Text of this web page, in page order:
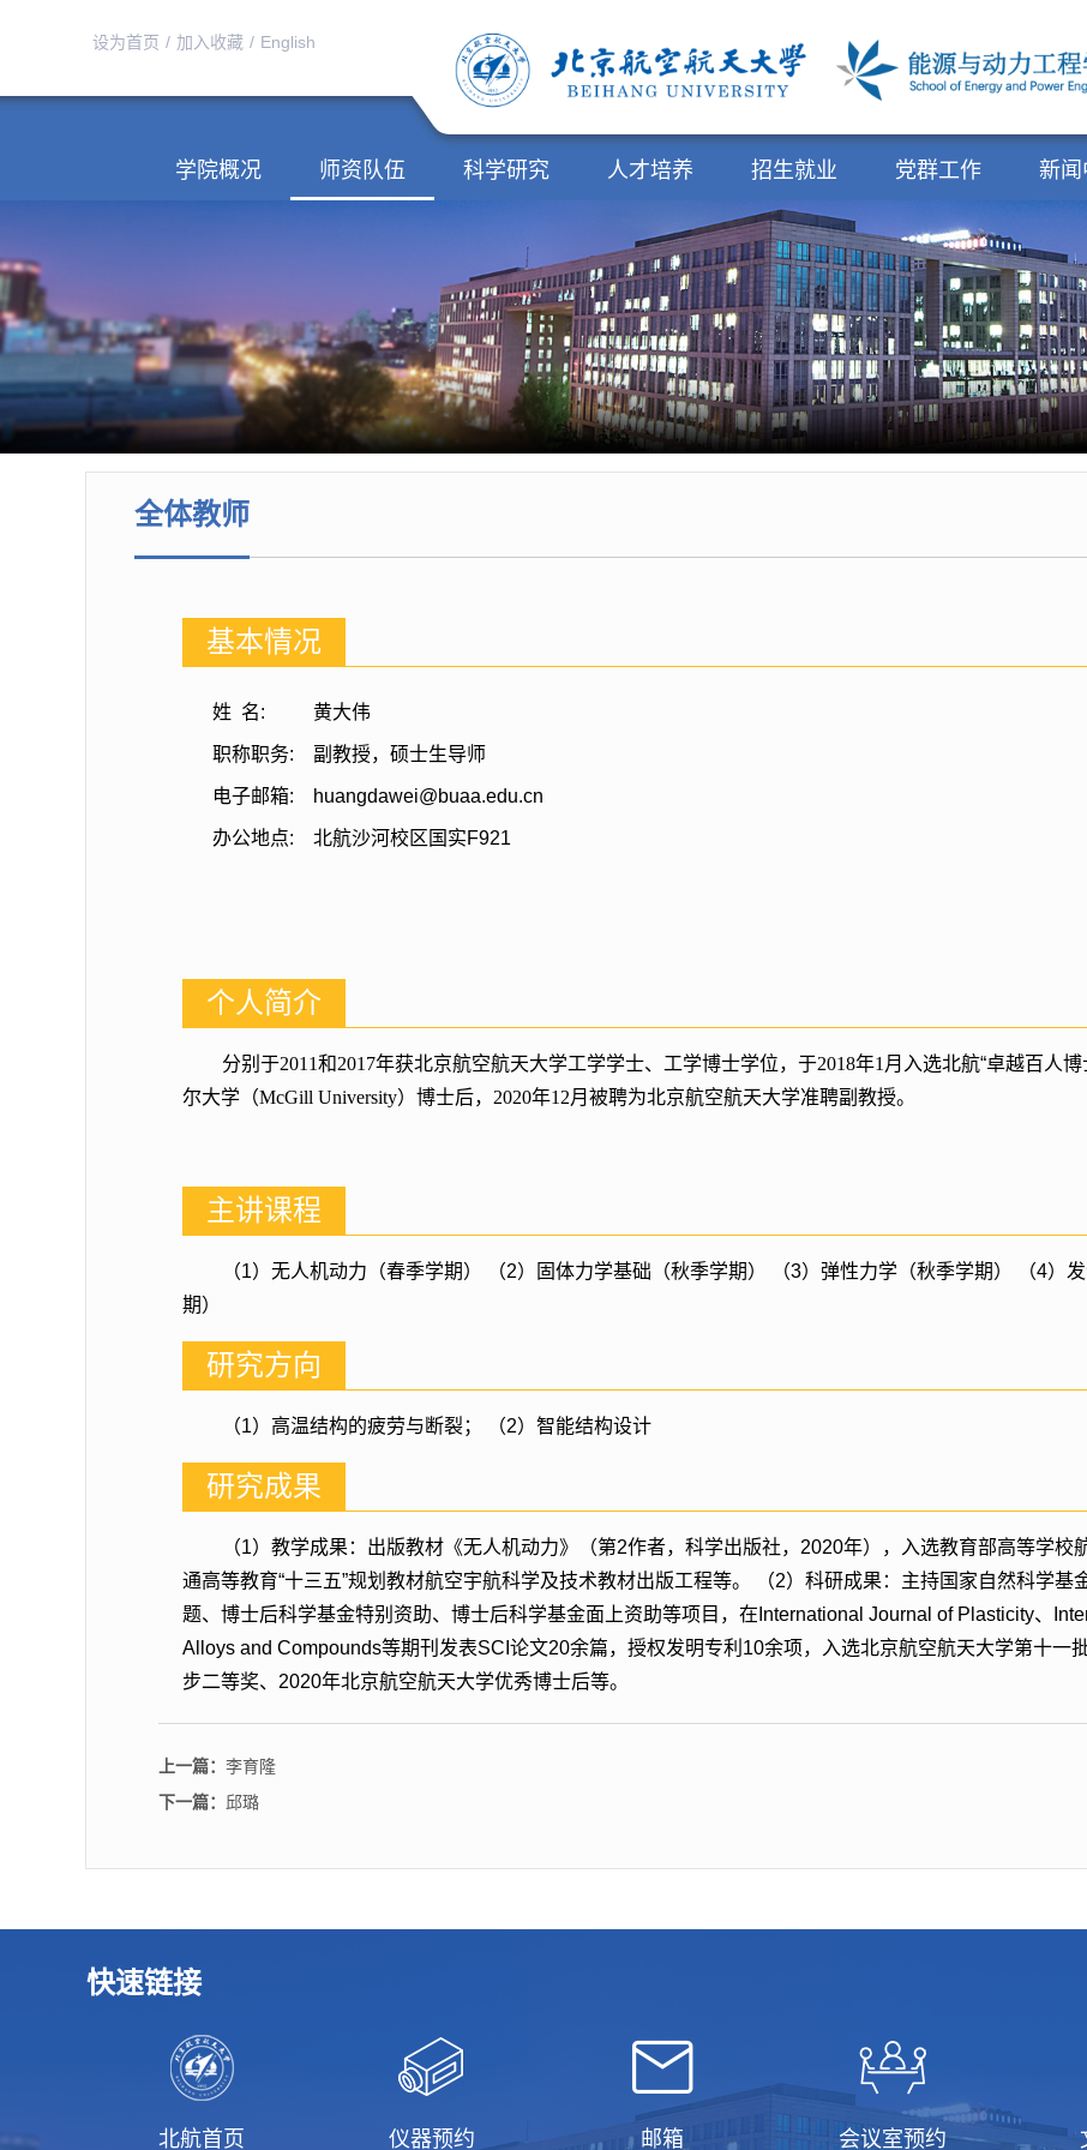
设为首页 / 加入收藏 / English
学院概况 师资队伍 科学研究 人才培养 招生就业 党群工作 新闻
全体教师
基本情况
姓 名: 黄大伟
职称职务: 副教授，硕士生导师
电子邮箱: huangdawei@buaa.edu.cn
办公地点: 北航沙河校区国实F921
个人简介
分别于2011和2017年获北京航空航天大学工学学士、工学博士学位，于2018年1 月入选北航“卓越百人博
尔大学（McGill University）博士后， 2020年12月被聘为北京航空航天大学准聘副教授。
主讲课程
（1）无人机动力（春季学期） （2）固体力学基础（秋季学期） （3）弹性力学（秋季学期） （4）
期）
研究方向
（1）高温结构的疲劳与断裂； （2）智能结构设计
研究成果
（1）教学成果：出版教材《无人机动力》（第2作者，科学出版社，2020年），入选教育部高等学
通高等教育“十三五”规划教材航空宇航科学及技术教材出版工程等。 （2）科研成果：主持国家自然科学
题、博士后科学基金特别资助、博士后科学基金面上资助等项目，在International Journal of Plasticity、
Alloys and Compounds等期刊发表SCI论文20余篇，授权发明专利10余项，入选北京航空航天大学第十一
步二等奖、2020年北京航空航天大学优秀博士后等。
上一篇： 李育隆
下一篇： 邱璐
快速链接
北航首页 仪器预约 邮箱 会议室预约